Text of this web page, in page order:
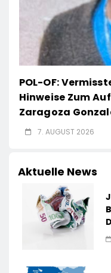
POL-OF:
Hinweise Zum
Zaragoza
7. AUGUST 2026
Aktuelle News